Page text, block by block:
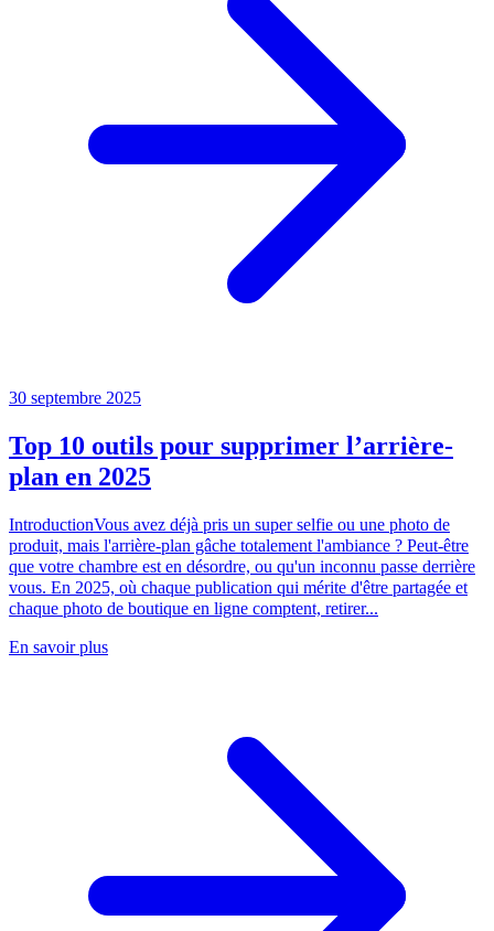
30 septembre 2025
Top 10 outils pour supprimer l’arrière-
plan en 2025
IntroductionVous avez déjà pris un super selfie ou une photo de
produit, mais l'arrière-plan gâche totalement l'ambiance ? Peut-être
que votre chambre est en désordre, ou qu'un inconnu passe derrière
vous. En 2025, où chaque publication qui mérite d'être partagée et
chaque photo de boutique en ligne comptent, retirer...
En savoir plus